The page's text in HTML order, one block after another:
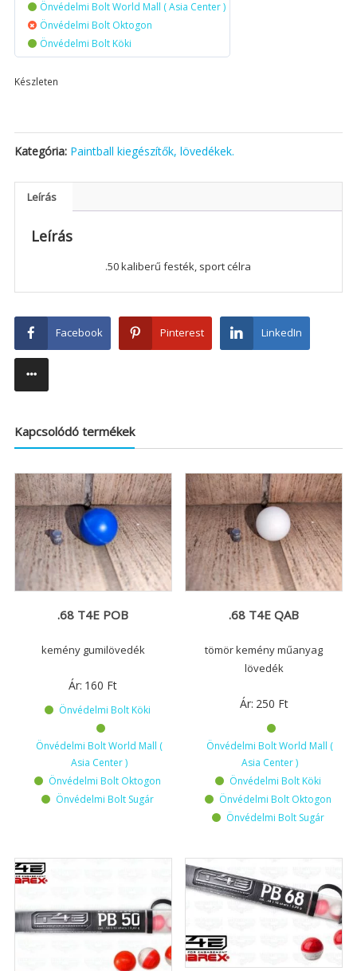
Önvédelmi Bolt World Mall ( Asia Center )
Önvédelmi Bolt Oktogon
Önvédelmi Bolt Köki
Készleten
Kategória: Paintball kiegészítők, lövedékek.
Leírás
Leírás
.50 kaliberű festék, sport célra
Facebook Pinterest LinkedIn
Kapcsolódó termékek
.68 T4E POB
kemény gumilövedék
Ár: 160 Ft
Önvédelmi Bolt Köki
Önvédelmi Bolt World Mall (
Asia Center )
Önvédelmi Bolt Oktogon
Önvédelmi Bolt Sugár
.68 T4E QAB
tömör kemény műanyag
lövedék
Ár: 250 Ft
Önvédelmi Bolt World Mall (
Asia Center )
Önvédelmi Bolt Köki
Önvédelmi Bolt Oktogon
Önvédelmi Bolt Sugár